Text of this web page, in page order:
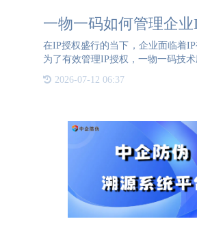
一物一码如何管理企业
在IP授权盛行的当下，企业面临着IP
为了有效管理IP授权，一物一码技
一码，即为每个授权产品赋予一个
码。这种技术能够确保每个被授权的
2026-07-12 06:37